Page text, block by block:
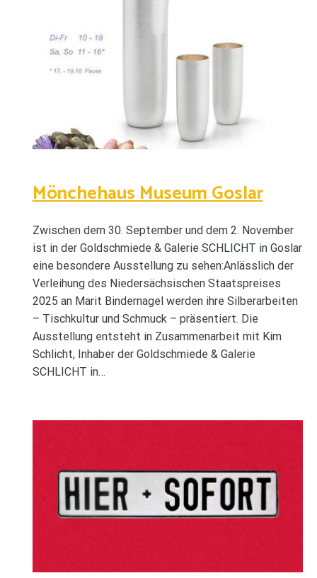
Mönchehaus Museum Goslar
Zwischen dem 30. September und dem 2. November
ist in der Goldschmiede & Galerie SCHLICHT in Goslar
eine besondere Ausstellung zu sehen:Anlässlich der
Verleihung des Niedersächsischen Staatspreises
2025 an Marit Bindernagel werden ihre Silberarbeiten
– Tischkultur und Schmuck – präsentiert. Die
Ausstellung entsteht in Zusammenarbeit mit Kim
Schlicht, Inhaber der Goldschmiede & Galerie
SCHLICHT in…